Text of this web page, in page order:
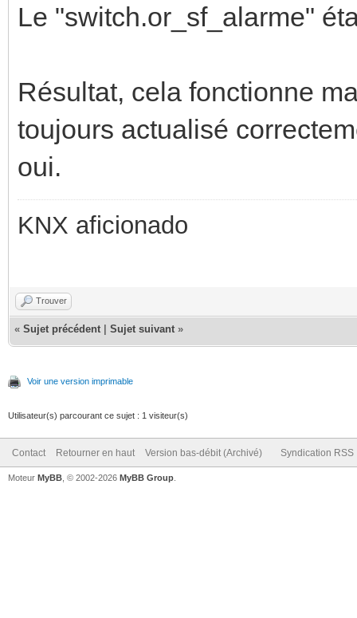
Le "switch.or_sf_alarme"
Résultat, cela fonctionne
toujours actualisé
oui.
KNX aficionado
Trouver
« Sujet précédent Sujet suivant »
Voir une version imprimable
Utilisateur(s) parcourant ce sujet : 1 visiteur(s)
Contact Retourner en haut Version bas-débit (Archivé) Syndication RSS
Moteur MyBB , © 2002-2026 MyBB Group